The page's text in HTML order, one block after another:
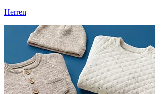
Herren